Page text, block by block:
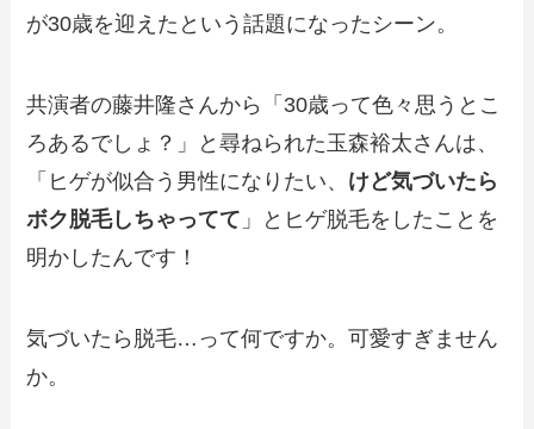
が30歳を迎えたという話題になったシーン。
共演者の藤井隆さんから「30歳って色々思うとこ
ろあるでしょ？」と尋ねられた玉森裕太さんは、
「ヒゲが似合う男性になりたい、 けど気づいたら
ボク脱毛しちゃってて 」とヒゲ脱毛をしたことを
明かしたんです！
気づいたら脱毛…って何ですか。可愛すぎません
か。